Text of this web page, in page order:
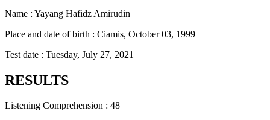
Name : Yayang Hafidz Amirudin
Place and date of birth : Ciamis, October 03, 1999
Test date : Tuesday, July 27, 2021
RESULTS
Listening Comprehension : 48